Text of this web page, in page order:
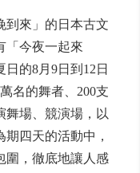
到來」的日本古文
「今夜一起來
的8月9日到12日
名的舞者、200支
舞場、競演場，以
四天的活動中，
圍，徹底地讓人感